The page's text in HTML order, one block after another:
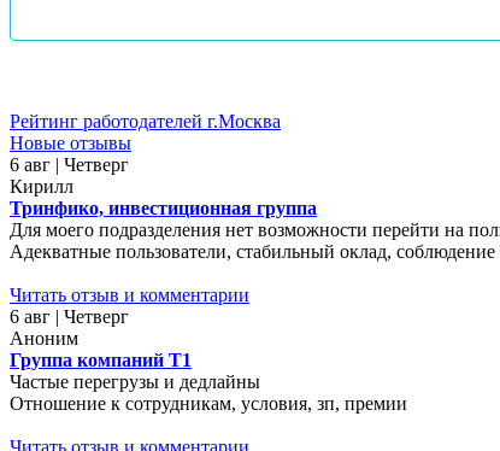
Рейтинг работодателей г.Москва
Новые отзывы
6 авг | Четверг
Кирилл
Тринфико, инвестиционная группа
Для моего подразделения нет возможности перейти на
Адекватные пользователи, стабильный оклад,
Читать отзыв и комментарии
6 авг | Четверг
Аноним
Группа компаний Т1
Частые перегрузы и дедлайны
Отношение к сотрудникам, условия, зп, премии
Читать отзыв и комментарии